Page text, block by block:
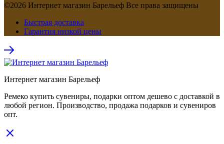
©2026 Интернет магазин Барельеф Все права защищены
Быстрая доставка
Гарантия низкой цены
Интернет магазин Барельеф
Ремеко купить сувениры, подарки оптом дешево с доставкой в
любой регион. Производство, продажа подарков и сувениров
опт.